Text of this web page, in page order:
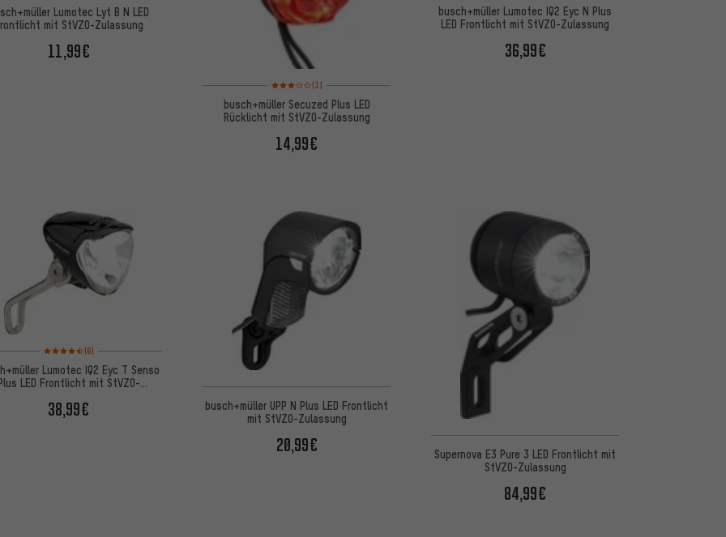
Lumotec Lyt B N LED
mit StVZO-Zulassung
11,99€
Bewertungen: 3 von 5 basierend auf 1 Bewertungen
(1)
busch+müller Secuzed Plus LED
Rücklicht mit StVZO-Zulassung
14,99€
busch+müller Lumotec IQ2 Eyc N Plus
LED Frontlicht mit StVZO-Zulassung
36,99€
Bewertungen: 4,5 von 5 basierend auf 6 Bewertungen
(6)
Lumotec IQ2 Eyc T Senso
LED Frontlicht mit StVZO-
38,99€
busch+müller UPP N Plus LED Frontlicht
mit StVZO-Zulassung
20,99€
Supernova E3 Pure 3 LED Frontlicht mit
StVZO-Zulassung
84,99€